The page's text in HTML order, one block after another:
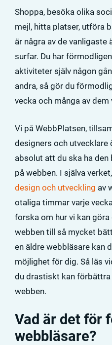
Shoppa, besöka olika
mejl, hitta platser, utföra
är några av de vanligaste
surfar. Du har
aktiviteter själv någon
andra, så gör du
vecka och många av
Vi på WebbPlatsen,
designers och utvecklare
absolut att du ska ha
på webben. I själva
design och utveckling av
otaliga timmar varje
forska om hur vi kan göra
webben till så mycket
en äldre webbläsare kan
möjlighet för dig. Så läs
du drastiskt kan förbättra
webben.
Vad är det för
webbläsare?